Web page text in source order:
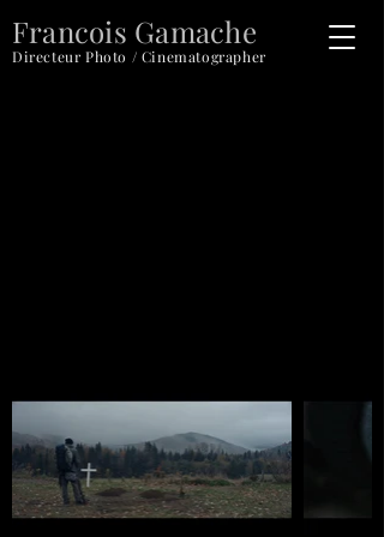
Francois Gamache
Directeur Photo / Cinematographer